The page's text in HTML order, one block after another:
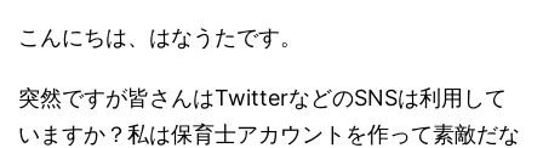
こんにちは、はなうたです。
突然ですが皆さんはTwitterなどのSNSは利用して
いますか？私は保育士アカウントを作って素敵だな